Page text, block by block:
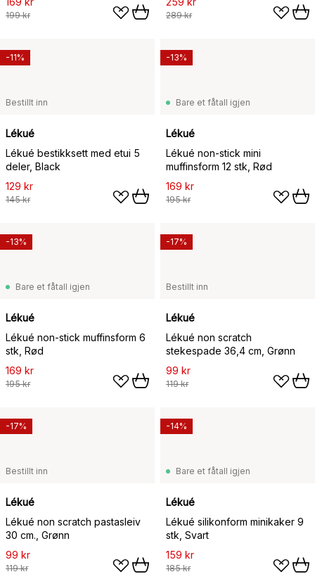
199 kr 289 kr
Bestillt inn
Lékué
Lékué bestikksett med etui 5
deler, Black
129 kr
145 kr
-11%
Bare et fåtall igjen
Lékué
Lékué non-stick mini
muffinsform 12 stk, Rød
169 kr
195 kr
-13%
Bare et fåtall igjen
Lékué
Lékué non-stick muffinsform 6
stk, Rød
169 kr
195 kr
-13%
Bestillt inn
Lékué
Lékué non scratch
stekespade 36,4 cm, Grønn
99 kr
119 kr
-17%
Bestillt inn
Lékué
Lékué non scratch pastasleiv
30 cm., Grønn
99 kr
119 kr
-17%
Bare et fåtall igjen
Lékué
Lékué silikonform minikaker 9
stk, Svart
159 kr
185 kr
-14%